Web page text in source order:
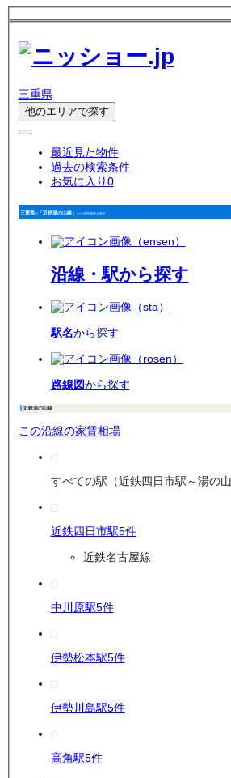
三重県
他のエリアで探す
最近見た物件
過去の検索条件
お気に入り0
三重県の 「近鉄湯の山線」から賃貸物件を探す
沿線・駅から探す
駅名から探す
路線図から探す
近鉄湯の山線
この沿線の家賃相場
すべての駅（近鉄四日市駅～湯の山
近鉄四日市駅5件
近鉄名古屋線
中川原駅5件
伊勢松本駅5件
伊勢川島駅5件
高角駅5件